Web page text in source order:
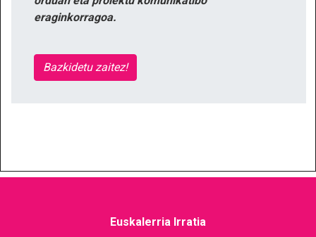
eraginkorragoa.
Bazkidetu zaitez!
Euskalerria Irratia